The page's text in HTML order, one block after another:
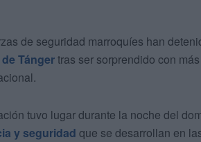
de seguridad marroquíes han
Tángertras ser sorprendido con
tuvo lugar durante la noche del
y seguridad que se desarrollan en